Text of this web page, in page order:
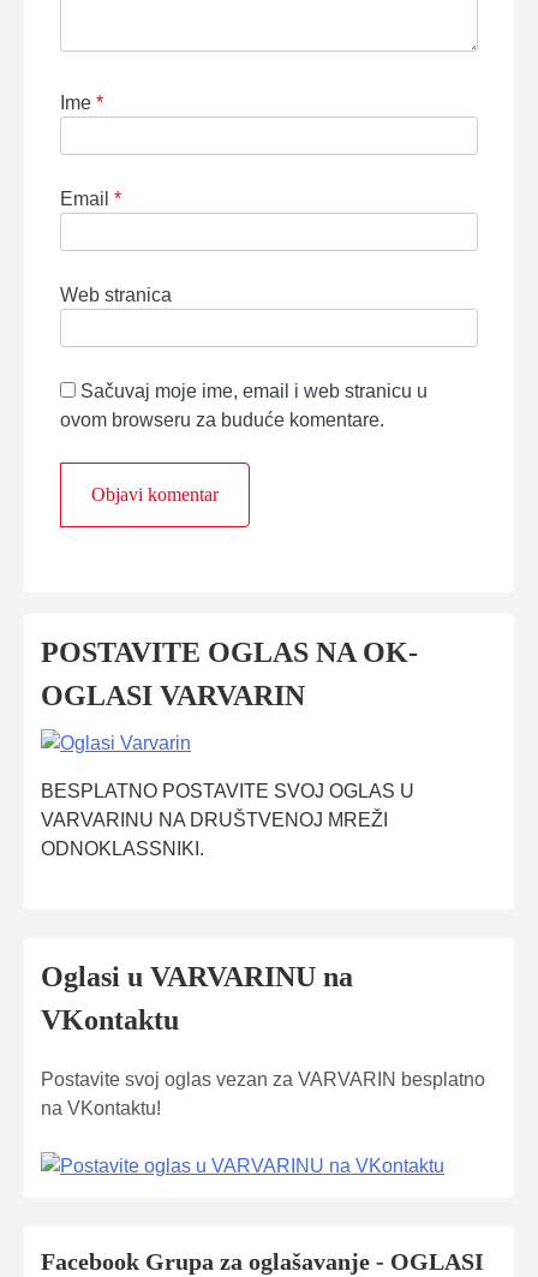
Ime *
Email *
Web stranica
Sačuvaj moje ime, email i web stranicu u
ovom browseru za buduće komentare.
POSTAVITE OGLAS NA OK-
OGLASI VARVARIN
BESPLATNO POSTAVITE SVOJ OGLAS U
VARVARINU NA DRUŠTVENOJ MREŽI
ODNOKLASSNIKI.
Oglasi u VARVARINU na
VKontaktu
Postavite svoj oglas vezan za VARVARIN besplatno
na VKontaktu!
Facebook Grupa za oglašavanje - OGLASI